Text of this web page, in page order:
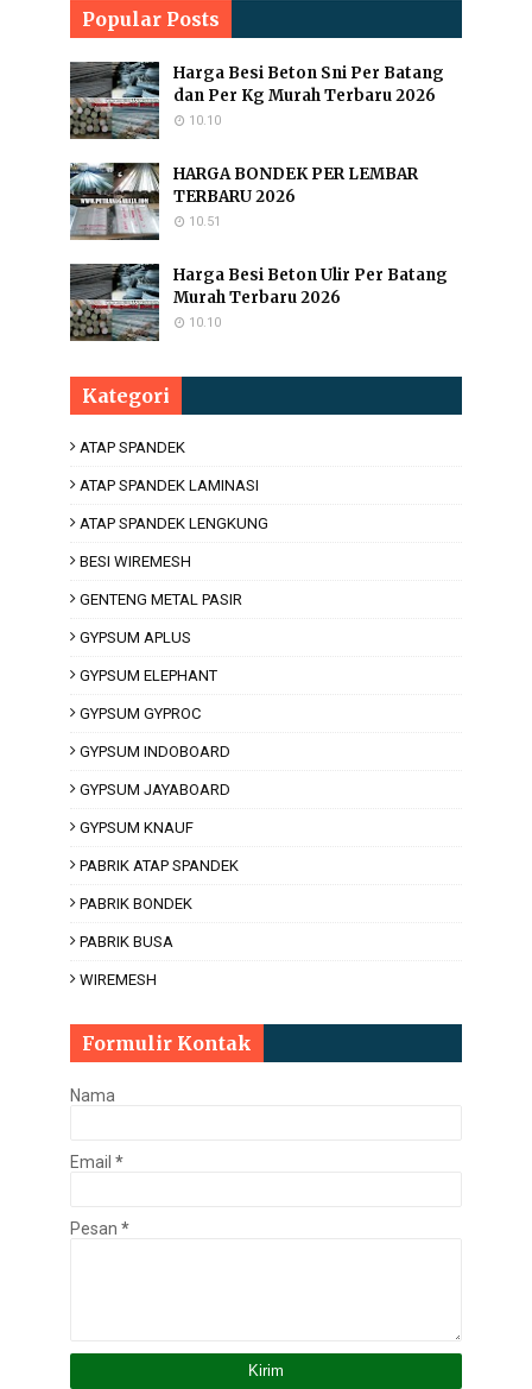
Popular Posts
Harga Besi Beton Sni Per Batang
dan Per Kg Murah Terbaru 2026
10.10
HARGA BONDEK PER LEMBAR
TERBARU 2026
10.51
Harga Besi Beton Ulir Per Batang
Murah Terbaru 2026
10.10
Kategori
ATAP SPANDEK
ATAP SPANDEK LAMINASI
ATAP SPANDEK LENGKUNG
BESI WIREMESH
GENTENG METAL PASIR
GYPSUM APLUS
GYPSUM ELEPHANT
GYPSUM GYPROC
GYPSUM INDOBOARD
GYPSUM JAYABOARD
GYPSUM KNAUF
PABRIK ATAP SPANDEK
PABRIK BONDEK
PABRIK BUSA
WIREMESH
Formulir Kontak
Nama
Email *
Pesan *